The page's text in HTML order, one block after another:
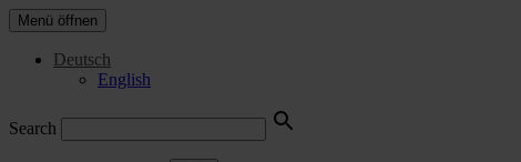
Menü öffnen
Deutsch
English
Search